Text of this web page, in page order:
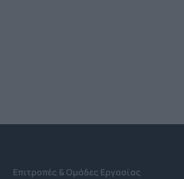
Επιτροπές & Ομάδες Εργασίας